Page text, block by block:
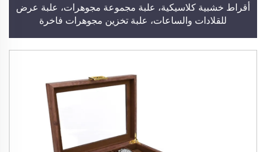
أقراط خشبية كلاسيكية، علبة مجموعة مجوهرات، علبة عرض
للقلادات والساعات، علبة تخزين مجوهرات فاخرة